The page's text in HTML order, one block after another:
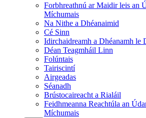
Forbhreathnú ar Maidir leis an
Míchumais
Na Nithe a Dhéanaimid
Cé Sinn
Idirchaidreamh a Dhéanamh le
Déan Teagmháil Linn
Folúntais
Tairiscintí
Airgeadas
Séanadh
Brústocaireacht a Rialáil
Feidhmeanna Reachtúla an
Míchumais